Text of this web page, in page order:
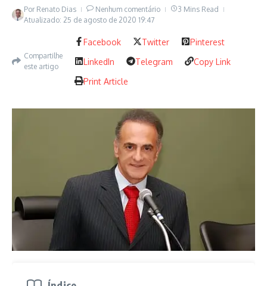
Mortos
_ A morte está banalizada. Além disso, os que saem curados
apresentam sequelas pós-tratamento.
Fechamento
colapso, desabafa o ex-deputado estadual por quatro
Por Renato Dias Nenhum comentário
3 Mins Read
Atualizado: 25 de agosto de 2020 19:47
Compartilhe
este artigo
Facebook Twitter
Pinterest
LinkedIn
Telegram
Copy Link
Print Article